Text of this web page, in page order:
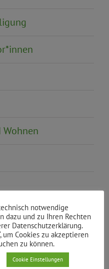
notwendige
dazu und zu Ihren Rechten
Datenschutzerklärung.
um Cookies zu akzeptieren
zu können.
Cookie Einstellungen